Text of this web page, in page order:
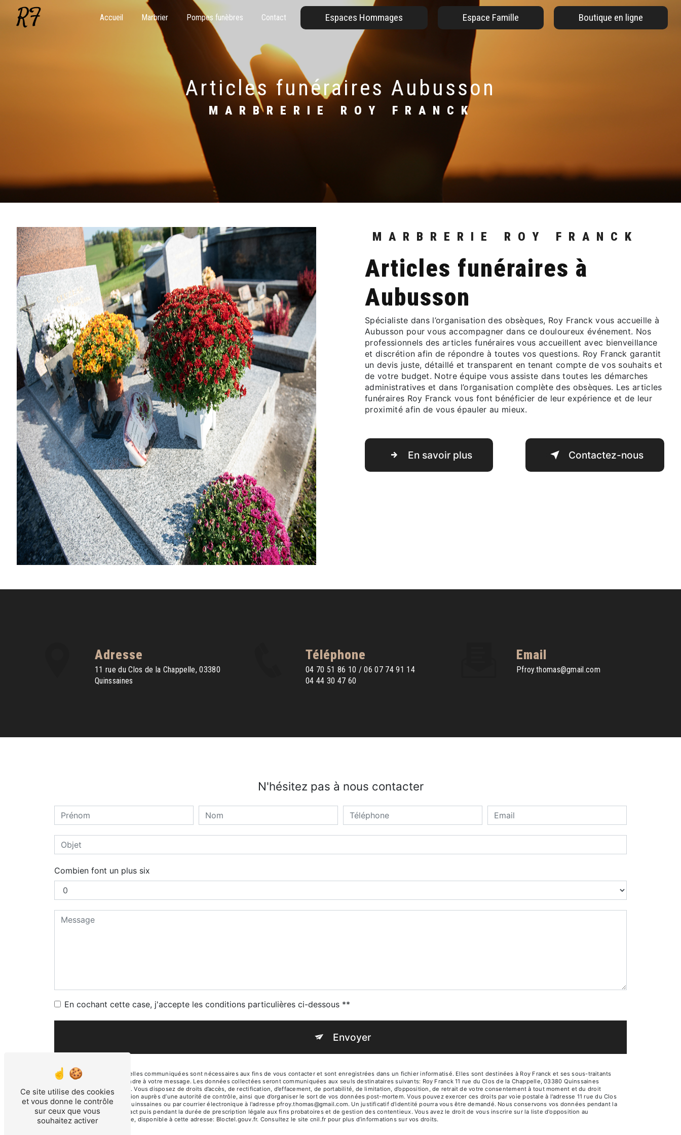
Accueil Marbrier Pompes funèbres Contact Espaces Hommages Espace Famille Boutique en ligne
articles funéraires Aubusson
MARBRERIE ROY FRANCK
MARBRERIE ROY FRANCK
articles funéraires à
Aubusson
Spécialiste dans l’organisation des obsèques, Roy Franck vous accueille à
Aubusson pour vous accompagner dans ce douloureux événement. Nos
professionnels des articles funéraires vous accueillent avec bienveillance
et discrétion afin de répondre à toutes vos questions. Roy Franck garantit
un devis juste, détaillé et transparent en tenant compte de vos souhaits et
de votre budget. Notre équipe vous assiste dans toutes les démarches
administratives et dans l’organisation complète des obsèques. Les articles
funéraires Roy Franck vous font bénéficier de leur expérience et de leur
proximité afin de vous épauler au mieux.
En savoir plus Contactez-nous
Adresse
11 rue du Clos de la Chappelle, 03380
Quinssaines
Téléphone
04 70 51 86 10 / 06 07 74 91 14
04 44 30 47 60
Email
pfroy.thomas@gmail.com
N'hésitez pas à nous contacter
Combien font un plus six
En cochant cette case, j'accepte les conditions particulières ci-dessous **
Envoyer
** Les données personnelles communiquées sont nécessaires aux fins de vous contacter et sont enregistrées dans un fichier informatisé. Elles sont destinées à Roy Franck et ses sous-traitants
dans le seul but de répondre à votre message. Les données collectées seront communiquées aux seuls destinataires suivants: Roy Franck 11 rue du Clos de la Chappelle, 03380 Quinssaines
pfroy.thomas@gmail.com. Vous disposez de droits d’accès, de rectification, d’effacement, de portabilité, de limitation, d’opposition, de retrait de votre consentement à tout moment et du droit
d’introduire une réclamation auprès d’une autorité de contrôle, ainsi que d’organiser le sort de vos données post-mortem. Vous pouvez exercer ces droits par voie postale à l'adresse 11 rue du Clos
de la Chappelle, 03380 Quinssaines ou par courrier électronique à l'adresse pfroy.thomas@gmail.com. Un justificatif d'identité pourra vous être demandé. Nous conservons vos données pendant la
période de prise de contact puis pendant la durée de prescription légale aux fins probatoires et de gestion des contentieux. Vous avez le droit de vous inscrire sur la liste d'opposition au
démarchage téléphonique, disponible à cette adresse:
Bloctel.gouv.fr. Consultez le site cnil.fr pour plus d’informations sur vos droits.
Panneau de gestion des cookies
Ce site utilise des cookies
et vous donne le contrôle
sur ceux que vous
souhaitez activer